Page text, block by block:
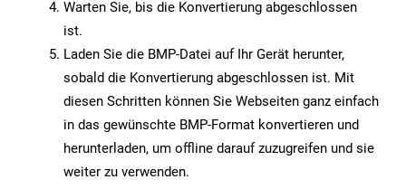
Warten Sie, bis die Konvertierung abgeschlossen
ist.
Laden Sie die BMP-Datei auf Ihr Gerät herunter,
sobald die Konvertierung abgeschlossen ist. Mit
diesen Schritten können Sie Webseiten ganz einfach
in das gewünschte BMP-Format konvertieren und
herunterladen, um offline darauf zuzugreifen und sie
weiter zu verwenden.